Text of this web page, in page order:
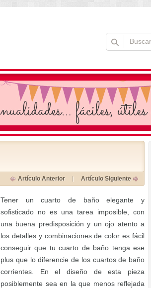
Artículo Anterior Artículo Siguiente
Tener un cuarto de baño elegante y
sofisticado no es una tarea imposible, con
una buena predisposición y un ojo atento a
los detalles y combinaciones de color es fácil
conseguir que tu cuarto de baño tenga ese
plus que lo diferencie de los cuartos de baño
corrientes. En el diseño de esta pieza
posiblemente sea en la que menos reflejada